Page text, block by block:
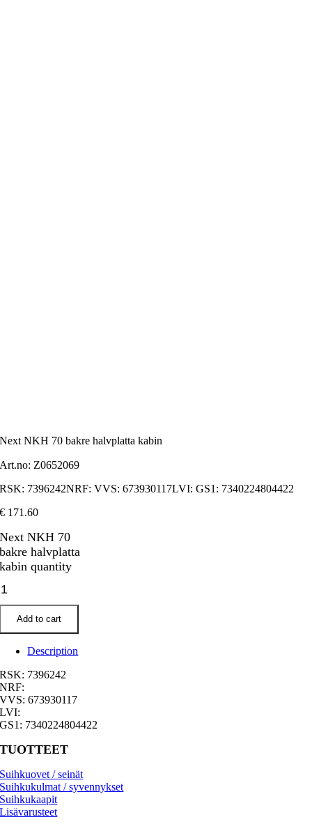
Next NKH 70 bakre halvplatta kabin
Art.no: Z0652069
RSK: 7396242NRF: VVS: 673930117LVI: GS1: 7340224804422
€ 171.60
Next NKH 70
bakre halvplatta
kabin quantity
Add to cart
Description
RSK: 7396242
NRF:
VVS: 673930117
LVI:
GS1: 7340224804422
TUOTTEET
Suihkuovet / seinät
Suihkukulmat / syvennykset
Suihkukaapit
Lisävarusteet